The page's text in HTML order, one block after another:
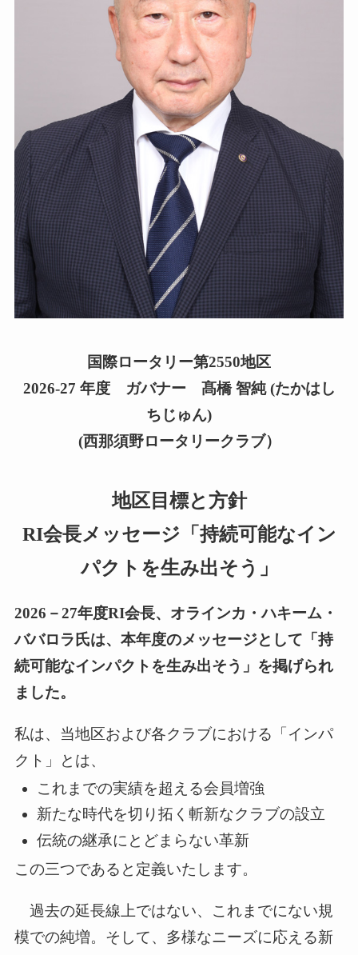
国際ロータリー第2550地区
2026-27 年度 ガバナー 髙橋 智純 (たかはし
ちじゅん)
(西那須野ロータリークラブ）
地区目標と方針
RI会長メッセージ 「持続可能なイン
パクトを生み出そう」
2026－27年度RI会長、オラインカ・ハキーム・
ババロラ氏は、本年度のメッセージとして「持
続可能なインパクトを生み出そう」を掲げられ
ました。
私は、当地区および各クラブにおける「インパ
クト」とは、
これまでの実績を超える会員増強
新たな時代を切り拓く斬新なクラブの設立
伝統の継承にとどまらない革新
この三つであると定義いたします。
過去の延長線上ではない、これまでにない規
模での純増。そして、多様なニーズに応える新